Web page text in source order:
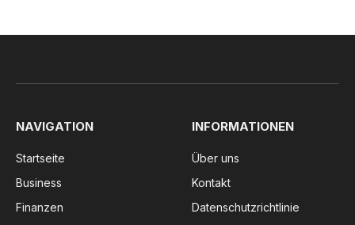
NAVIGATION
Startseite
Business
Finanzen
INFORMATIONEN
Über uns
Kontakt
Datenschutzrichtlinie